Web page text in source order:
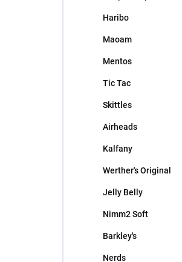
Haribo
Maoam
Mentos
Tic Tac
Skittles
Airheads
Kalfany
Werther's Original
Jelly Belly
Nimm2 Soft
Barkley's
Nerds